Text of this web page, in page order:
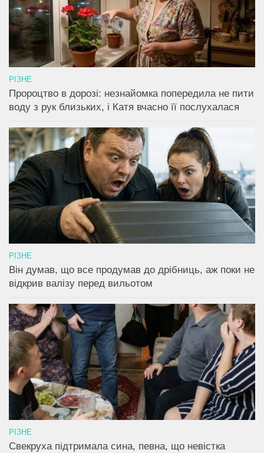
РІЗНЕ
Пророцтво в дорозі: незнайомка попередила не пити
воду з рук близьких, і Катя вчасно її послухалася
РІЗНЕ
Він думав, що все продумав до дрібниць, аж поки не
відкрив валізу перед вильотом
РІЗНЕ
Свекруха підтримала сина, певна, що невістка